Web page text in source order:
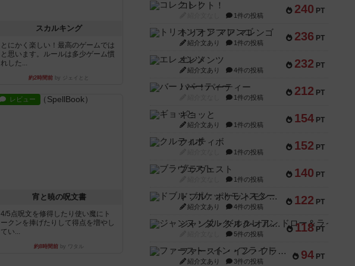
スカルキング
とにかく楽しい！最高のゲームでは
と思います。ルールは多少ゲーム慣
れした...
約2時間前 by ジェイとと
レビュー
宵と暁の呪文書
4/5点呪文を修得したり使い魔にト
ークンを捧げたりして得点を増やし
てい...
約8時間前 by ワタル
240 PT
コレクト！
1件の投稿
236 PT
トリオンフ ア マレンゴ
紹介文あり 1件の投稿
232 PT
エレメンツ
紹介文あり 4件の投稿
212 PT
バー！パーティー
1件の投稿
154 PT
ギョッと
紹介文あり 1件の投稿
152 PT
クルティボ
1件の投稿
140 PT
ブラヴェスト
1件の投稿
122 PT
ドブル：ポケットモンスター
紹介文あり 4件の投稿
118 PT
ジャンヌ・ダルク-オルレアン ドロー＆ライト
5件の投稿
94 PT
ファースト・イン・フライト
紹介文あり 3件の投稿